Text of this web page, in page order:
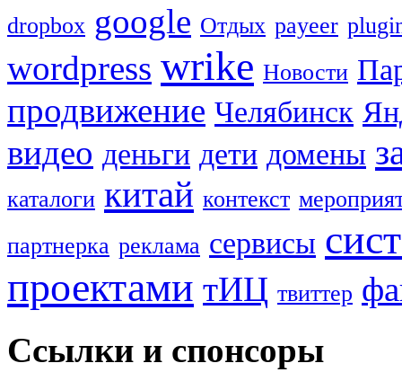
dropbox google Oтдых payeer
wordpress wrike Новости
продвижение Челябинск
видео деньги дети домены
каталоги китай контекст
партнерка реклама сервисы
проектами тИЦ твиттер
Ссылки и спонсоры